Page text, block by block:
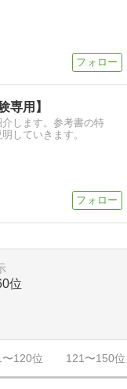
専用】
します。参考書の特
していきます。
位
120位 121〜150位